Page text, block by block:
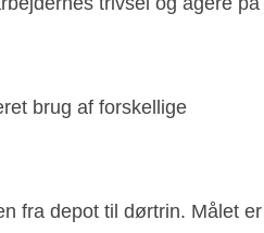
brug af forskellige
fra depot til dørtrin. Målet er